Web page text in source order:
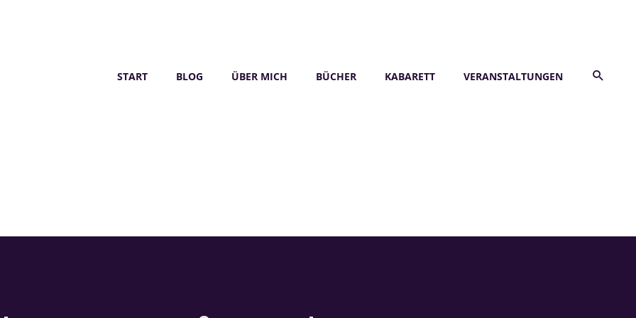
START BLOG ÜBER MICH BÜCHER KABARETT VERANSTALTUNGEN